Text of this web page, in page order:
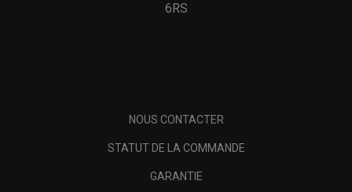
6RS
NOUS CONTACTER
STATUT DE LA COMMANDE
GARANTIE